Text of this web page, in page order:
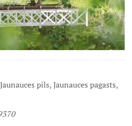
pils, Jaunauces pagasts,